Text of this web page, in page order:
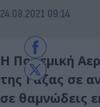
24.08.2021 09:14
Η Πολεμική
της Γάζας σε
σε θαμνώδεις